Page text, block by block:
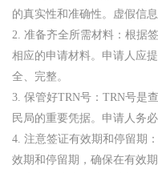
的真实性和准确性。虚假信
2. 准备齐全所需材料：根据
相应的申请材料。申请人应
全、完整。
3. 保管好TRN号：TRN号是
民局的重要凭据。申请人务
4. 注意签证有效期和停留期
效期和停留期，确保在有效